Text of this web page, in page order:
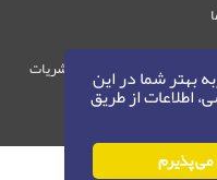
بهتر شما در این
از طریق
می پذیرم
به سامانه مدیریت نشریات
رایمگ است.